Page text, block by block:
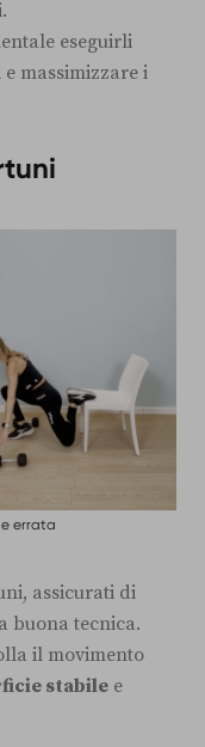
eseguirli
massimizzare i
errata
assicurati di
buona tecnica.
il movimento
stabile e